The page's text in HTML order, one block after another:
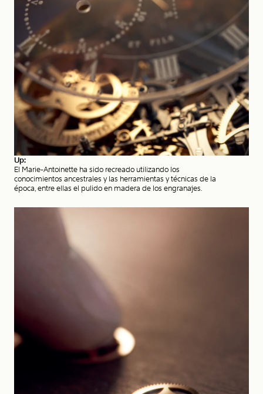
Up:
El Marie-Antoinette ha sido recreado utilizando los
conocimientos ancestrales y las herramientas y técnicas de la
época, entre ellas el pulido en madera de los engranajes.